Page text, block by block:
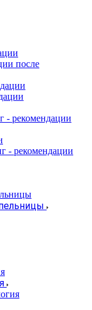
после
- рекомендации
- рекомендации